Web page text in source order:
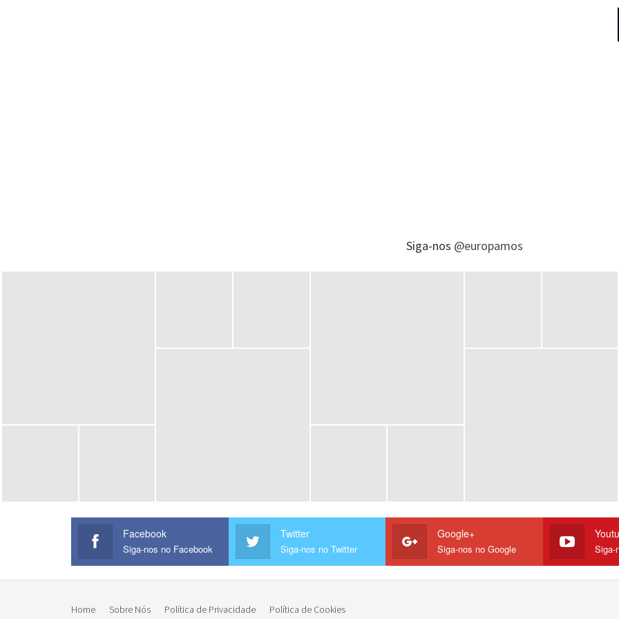
Siga-nos @europamos
Facebook
Siga-nos no Facebook
Twitter
Siga-nos no Twitter
Google+
Siga-nos no Google Siga-
Home Sobre Nós Política de Privacidade Política de Cookies